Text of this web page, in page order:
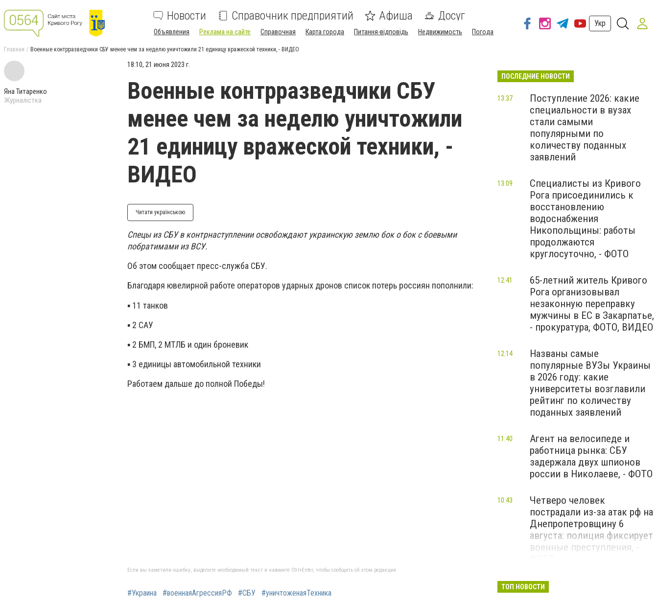
Новости Справочник предприятий Афиша Досуг
Объявления Реклама на сайте Справочная Карта города Питання-відповідь Недвижимость Погода
Укр
Главная Военные контрразведчики СБУ менее чем за неделю уничтожили 21 единицу вражеской техники, - ВИДЕО
Яна Титаренко
Журналістка
18:10, 21 июня 2023 г.
Военные контрразведчики СБУ
менее чем за неделю уничтожили
21 единицу вражеской техники, -
ВИДЕО
Читати українською
Спецы из СБУ в контрнаступлении освобождают украинскую землю бок о бок с боевыми
побратимами из ВСУ.
Об этом сообщает пресс-служба СБУ.
Благодаря ювелирной работе операторов ударных дронов список потерь россиян пополнили:
▪️ 11 танков
▪️ 2 САУ
▪️ 2 БМП, 2 МТЛБ и один броневик
▪️ 3 единицы автомобильной техники
Работаем дальше до полной Победы!
Если вы заметили ошибку, выделите необходимый текст и нажмите Ctrl+Enter, чтобы сообщить об этом редакции
#Украина #военнаяАгрессияРФ #СБУ #уничтоженаяТехника
ПОСЛЕДНИЕ НОВОСТИ
Поступление 2026: какие
специальности в вузах
стали самыми
популярными по
количеству поданных
заявлений
13:37
Специалисты из Кривого
Рога присоединились к
восстановлению
водоснабжения
Никопольщины: работы
продолжаются
круглосуточно, - ФОТО
13:09
65-летний житель Кривого
Рога организовывал
незаконную переправку
мужчины в ЕС в Закарпатье,
- прокуратура, ФОТО, ВИДЕО
12:41
Названы самые
популярные ВУЗы Украины
в 2026 году: какие
университеты возглавили
рейтинг по количеству
поданных заявлений
12:14
Агент на велосипеде и
работница рынка: СБУ
задержала двух шпионов
россии в Николаеве, - ФОТО
11:40
Четверо человек
пострадали из-за атак рф на
Днепропетровщину 6
августа: полиция фиксирует
военные преступления, -
10:43
Ночью россияне атаковали
09:08
ТОП НОВОСТИ